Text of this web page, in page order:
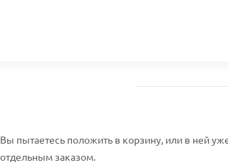
Вы пытаетесь положить в корзину, или в ней
отдельным заказом.